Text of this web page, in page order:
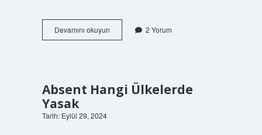
Devamını okuyunZeytinyağı
Ile
2 Yorum
Absent Hangi Ülkelerde
Yasak
Tarih: Eylül 29, 2024